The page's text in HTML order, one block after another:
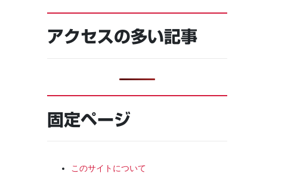
アクセスの多い記事
固定ページ
このサイトについて